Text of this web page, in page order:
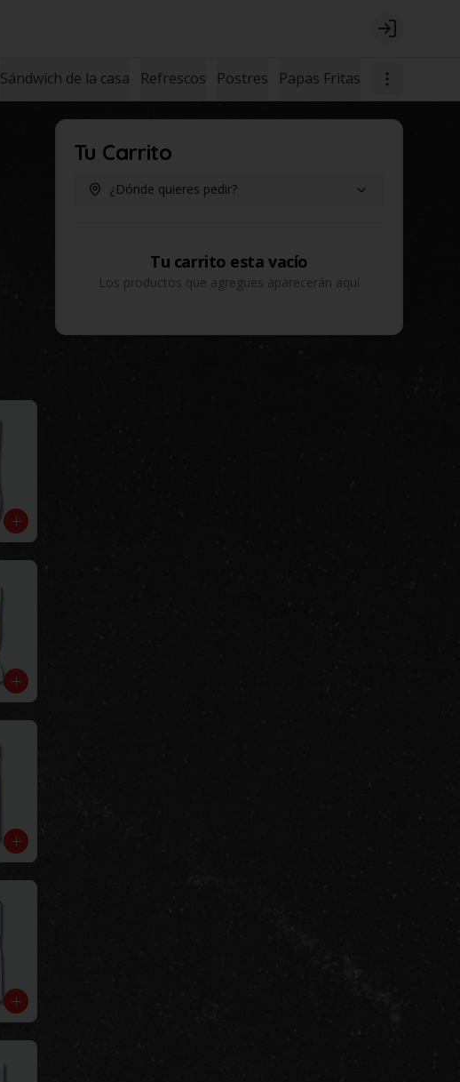
Login
Sándwich de la casa Refrescos Postres Papas Fritas
Tu Carrito
¿Dónde quieres pedir?
Tu carrito esta vacío
Los productos que agregues aparecerán aquí